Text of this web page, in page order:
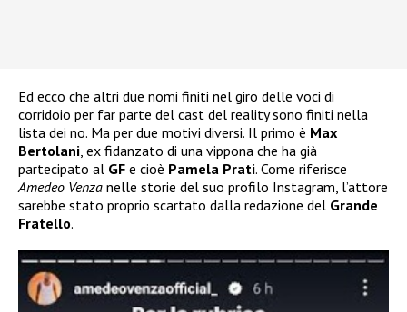
Ed ecco che altri due nomi finiti nel giro delle voci di
corridoio per far parte del cast del reality sono finiti nella
lista dei no. Ma per due motivi diversi. Il primo è Max
Bertolani , ex fidanzato di una vippona che ha già
partecipato al GF e cioè Pamela Prati. Come riferisce
Amedeo Venza nelle storie del suo profilo Instagram, l’attore
sarebbe stato proprio scartato dalla redazione del Grande
Fratello.